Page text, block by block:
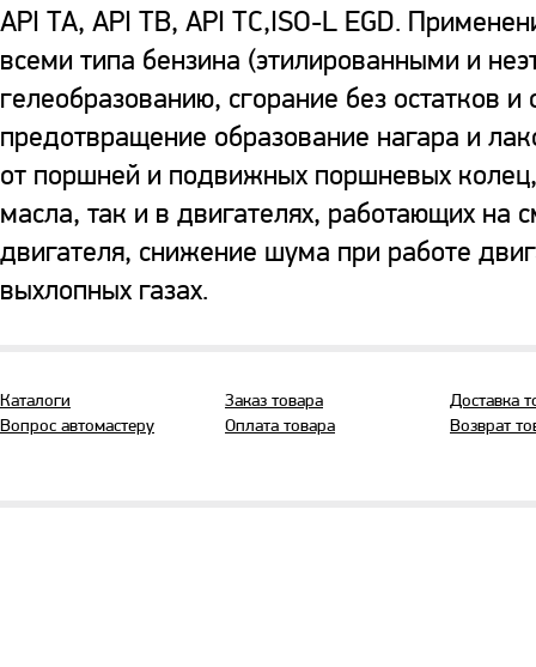
API TA, API TB, API TC,ISO-L EGD.
всеми типа бензина (этилированными и
гелеобразованию, сгорание без остатков
предотвращение образование нагара и
от поршней и подвижных поршневых
масла, так и в двигателях, работающих на
двигателя, снижение шума при работе
выхлопных газах.
Каталоги
Вопрос автомастеру
Заказ товара
Оплата товара
Доставка
Возврат